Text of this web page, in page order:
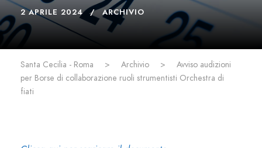
2 APRILE 2024 ARCHIVIO
Santa Cecilia - Roma > Archivio >
Avviso audizioni
per Borse di collaborazione ruoli strumentisti Orchestra di
fiati